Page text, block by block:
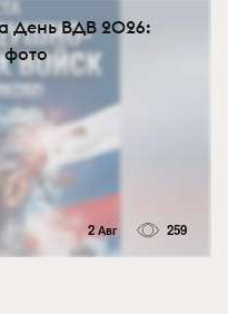
День ВДВ 2026:
фото
2 Авг 259